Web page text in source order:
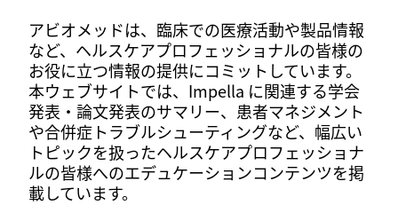
アビオメッドは、臨床での医療活動や製品情報
など、ヘルスケアプロフェッショナルの皆様の
お役に立つ情報の提供にコミットしています。
本ウェブサイトでは、Impella に関連する学会
発表・論文発表のサマリー、患者マネジメント
や合併症トラブルシューティングなど、幅広い
トピックを扱ったヘルスケアプロフェッショナ
ルの皆様へのエデュケーションコンテンツを掲
載しています。